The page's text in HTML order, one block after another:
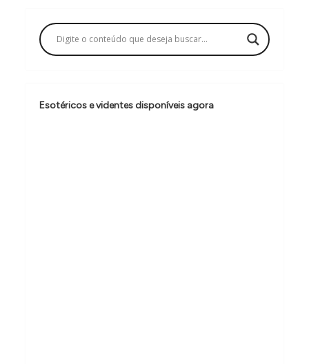
ç
ã
d
Esotéricos e videntes disponíveis agora